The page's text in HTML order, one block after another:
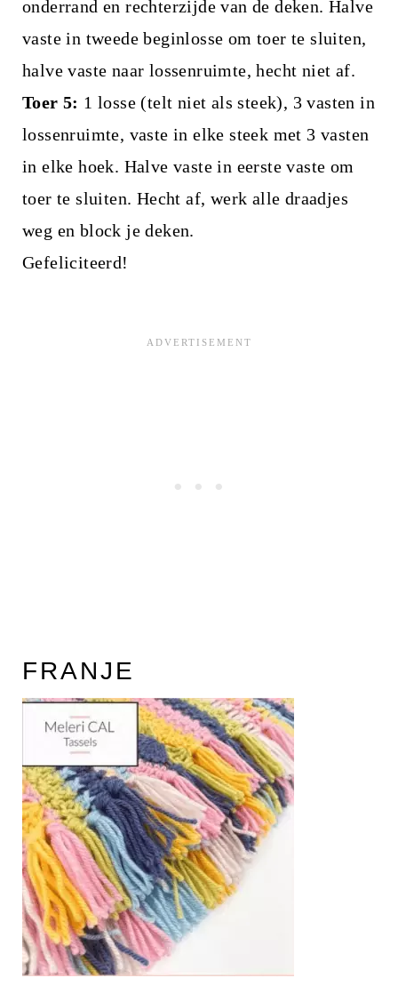
onderrand en rechterzijde van de deken. Halve
vaste in tweede beginlosse om toer te sluiten,
halve vaste naar lossenruimte, hecht niet af.
Toer 5: 1 losse (telt niet als steek), 3 vasten in
lossenruimte, vaste in elke steek met 3 vasten
in elke hoek. Halve vaste in eerste vaste om
toer te sluiten. Hecht af, werk alle draadjes
weg en block je deken.
Gefeliciteerd!
FRANJE